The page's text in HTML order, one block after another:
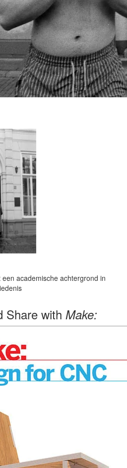
academische achtergrond in
Share with Make: